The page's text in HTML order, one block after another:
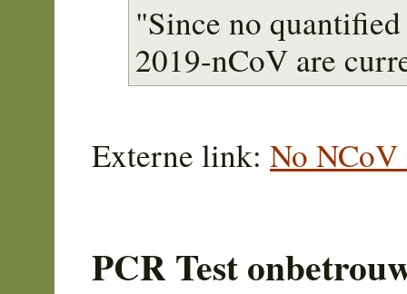
"Since no
2019-nCoV are
Externe link: No
PCR Test